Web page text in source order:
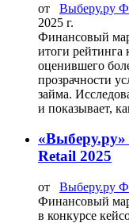
от Выберу.ру
2025 г.
Финансовый
итоги
оценившего
прозрачности
займа.
и показывает,
«Выберу.ру»
Retail 2025
от Выберу.ру
Финансовый
в конкурсе